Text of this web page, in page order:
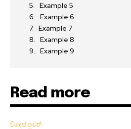
Example 5
Example 6
Example 7
Example 8
Example 9
Read more
විදෙස් පුවත්